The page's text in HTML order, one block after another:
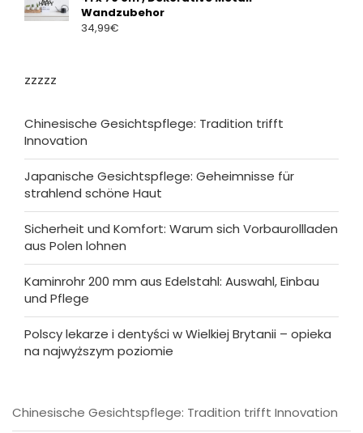
Wandzubehor
34,99€
zzzzz
Chinesische Gesichtspflege: Tradition trifft
Innovation
Japanische Gesichtspflege: Geheimnisse für
strahlend schöne Haut
Sicherheit und Komfort: Warum sich Vorbaurollladen
aus Polen lohnen
Kaminrohr 200 mm aus Edelstahl: Auswahl, Einbau
und Pflege
Polscy lekarze i dentyści w Wielkiej Brytanii – opieka
na najwyższym poziomie
Chinesische Gesichtspflege: Tradition trifft Innovation